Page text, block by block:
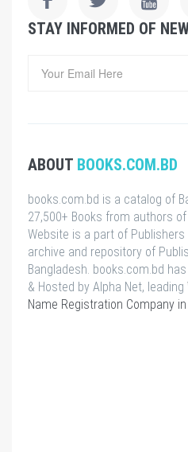
STAY INFORMED OF
ABOUT BOOKS.COM.BD
books.com.bd is a catalog of
27,500+ Books from authors
Website is a part of
archive and repository of
Bangladesh. books.com.bd
& Hosted by Alpha Net, leading
Name Registration Company